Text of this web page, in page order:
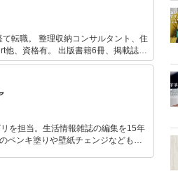
転職。 整理収納コンサルタント、住
他、資格有。 出版書籍6冊、掲載誌は
ヴィット！」などメディア出演も多
提案、執筆、講演、SNSコンサル業
を担当。生活情報雑誌の編集を15年
ペンキ塗りや壁紙チェンジなどもチ